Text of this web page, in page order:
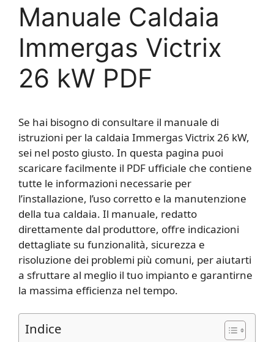
Manuale Caldaia
Immergas Victrix
26 kW PDF
Se hai bisogno di consultare il manuale di
istruzioni per la caldaia Immergas Victrix 26 kW,
sei nel posto giusto. In questa pagina puoi
scaricare facilmente il PDF ufficiale che contiene
tutte le informazioni necessarie per
l’installazione, l’uso corretto e la manutenzione
della tua caldaia. Il manuale, redatto
direttamente dal produttore, offre indicazioni
dettagliate su funzionalità, sicurezza e
risoluzione dei problemi più comuni, per aiutarti
a sfruttare al meglio il tuo impianto e garantirne
la massima efficienza nel tempo.
Indice